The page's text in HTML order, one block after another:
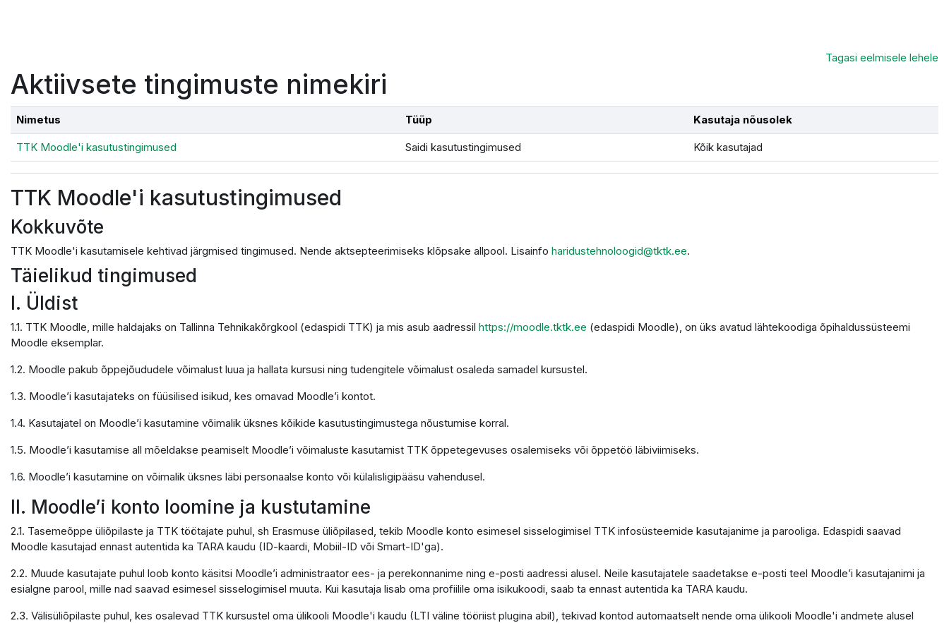
Tagasi eelmisele lehele
Aktiivsete tingimuste nimekiri
Nimetus Tüüp Kasutaja nõusolek
TTK Moodle'i kasutustingimused Saidi kasutustingimused Kõik kasutajad
TTK Moodle'i kasutustingimused
Kokkuvõte
TTK Moodle'i kasutamisele kehtivad järgmised tingimused. Nende aktsepteerimiseks klõpsake allpool. Lisainfo haridustehnoloogid@tktk.ee.
Täielikud tingimused
I. Üldist
1.1. TTK Moodle, mille haldajaks on Tallinna Tehnikakõrgkool (edaspidi TTK) ja mis asub aadressil https://moodle.tktk.ee (edaspidi Moodle), on üks avatud lähtekoodiga õpihaldussüsteemi
Moodle eksemplar.
1.2. Moodle pakub õppejõududele võimalust luua ja hallata kursusi ning tudengitele võimalust osaleda samadel kursustel.
1.3. Moodle’i kasutajateks on füüsilised isikud, kes omavad Moodle’i kontot.
1.4. Kasutajatel on Moodle’i kasutamine võimalik üksnes kõikide kasutustingimustega nõustumise korral.
1.5. Moodle’i kasutamise all mõeldakse peamiselt Moodle’i võimaluste kasutamist TTK õppetegevuses osalemiseks või õppetöö läbiviimiseks.
1.6. Moodle’i kasutamine on võimalik üksnes läbi personaalse konto või külalisligipääsu vahendusel.
II. Moodle’i konto loomine ja kustutamine
2.1. Tasemeõppe üliõpilaste ja TTK töötajate puhul, sh Erasmuse üliõpilased, tekib Moodle konto esimesel sisselogimisel TTK infosüsteemide kasutajanime ja parooliga. Edaspidi saavad
Moodle kasutajad ennast autentida ka TARA kaudu (ID-kaardi, Mobiil-ID või Smart-ID'ga).
2.2. Muude kasutajate puhul loob konto käsitsi Moodle’i administraator ees- ja perekonnanime ning e-posti aadressi alusel. Neile kasutajatele saadetakse e-posti teel Moodle’i kasutajanimi ja
esialgne parool, mille nad saavad esimesel sisselogimisel muuta. Kui kasutaja lisab oma profiilile oma isikukoodi, saab ta ennast autentida ka TARA kaudu.
2.3. Välisüliõpilaste puhul, kes osalevad TTK kursustel oma ülikooli Moodle'i kaudu (LTI väline tööriist plugina abil), tekivad kontod automaatselt nende oma ülikooli Moodle'i andmete alusel